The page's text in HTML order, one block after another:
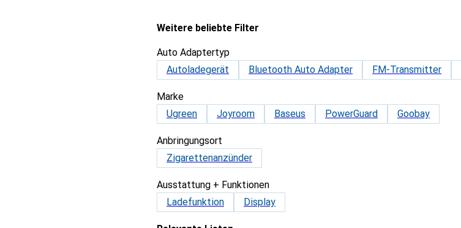
Weitere beliebte Filter
Auto Adaptertyp
Autoladegerät
Bluetooth Auto Adapter FM-Transmitter
Marke
Ugreen
Joyroom Baseus PowerGuard Goobay
Anbringungsort
Zigarettenanzünder
Ausstattung + Funktionen
Ladefunktion
Display